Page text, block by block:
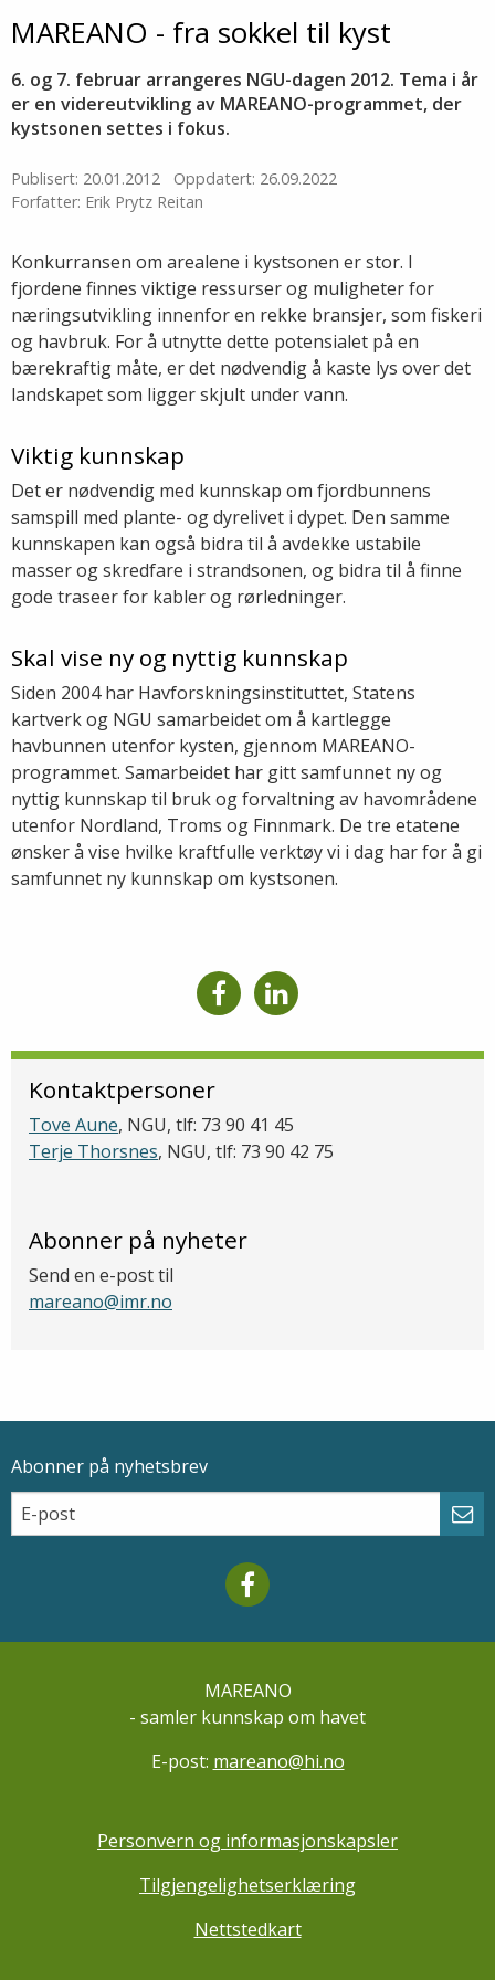
MAREANO - fra sokkel til kyst
6. og 7. februar arrangeres NGU-dagen 2012. Tema i år
er en videreutvikling av MAREANO-programmet, der
kystsonen settes i fokus.
Publisert: 20.01.2012
Oppdatert: 26.09.2022
Forfatter: Erik Prytz Reitan
Konkurransen om arealene i kystsonen er stor. I
fjordene finnes viktige ressurser og muligheter for
næringsutvikling innenfor en rekke bransjer, som fiskeri
og havbruk. For å utnytte dette potensialet på en
bærekraftig måte, er det nødvendig å kaste lys over det
landskapet som ligger skjult under vann.
Viktig kunnskap
Det er nødvendig med kunnskap om fjordbunnens
samspill med plante- og dyrelivet i dypet. Den samme
kunnskapen kan også bidra til å avdekke ustabile
masser og skredfare i strandsonen, og bidra til å finne
gode traseer for kabler og rørledninger.
Skal vise ny og nyttig kunnskap
Siden 2004 har Havforskningsinstituttet, Statens
kartverk og NGU samarbeidet om å kartlegge
havbunnen utenfor kysten, gjennom MAREANO-
programmet. Samarbeidet har gitt samfunnet ny og
nyttig kunnskap til bruk og forvaltning av havområdene
utenfor Nordland, Troms og Finnmark. De tre etatene
ønsker å vise hvilke kraftfulle verktøy vi i dag har for å gi
samfunnet ny kunnskap om kystsonen.
Kontaktpersoner
Tove Aune, NGU, tlf: 73 90 41 45
Terje Thorsnes, NGU, tlf: 73 90 42 75
Abonner på nyheter
Send en e-post til
mareano@imr.no
Epostadresse
Abonner på nyhetsbrev
Email
Mareano facebook
MAREANO
- samler kunnskap om havet
E-post: mareano@hi.no
Personvern og informasjonskapsler
Tilgjengelighetserklæring
Nettstedkart